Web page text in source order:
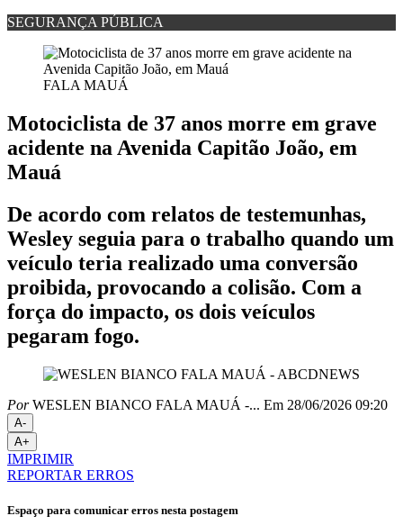
SEGURANÇA PÚBLICA
FALA MAUÁ
Motociclista de 37 anos morre em grave
acidente na Avenida Capitão João, em
Mauá
De acordo com relatos de testemunhas,
Wesley seguia para o trabalho quando um
veículo teria realizado uma conversão
proibida, provocando a colisão. Com a
força do impacto, os dois veículos
pegaram fogo.
PorWESLEN BIANCO FALA MAUÁ -... Em 28/06/2026 09:20
A-
A+
IMPRIMIR
REPORTAR ERROS
Espaço para comunicar erros nesta postagem